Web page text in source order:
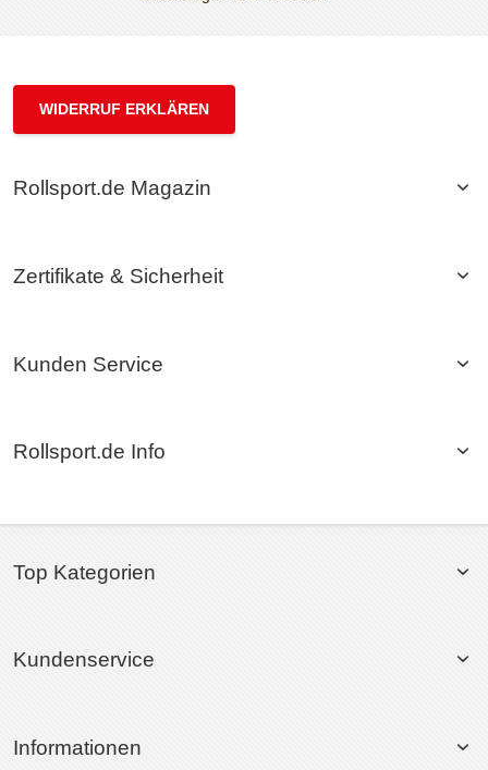
WIDERRUF ERKLÄREN
Rollsport.de Magazin
Zertifikate & Sicherheit
Kunden Service
Rollsport.de Info
Top Kategorien
Kundenservice
Informationen